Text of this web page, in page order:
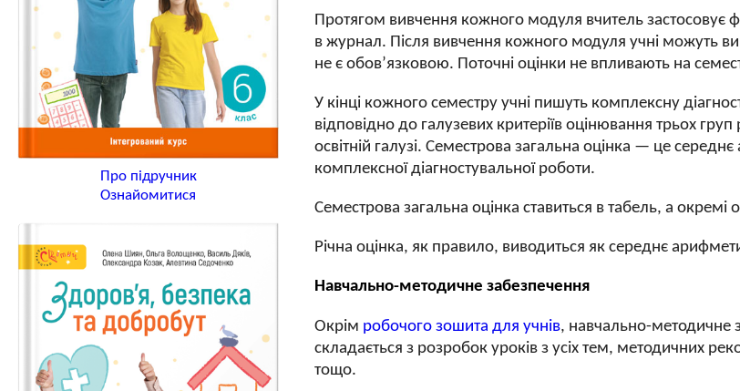
Про підручник
Ознайомитися
Протягом вивчення кожного модуля вчитель застосовує
в журнал. Після вивчення кожного модуля учні можуть
не є обов’язковою. Поточні оцінки не впливають на
У кінці кожного семестру учні пишуть комплексну
відповідно до галузевих критеріїв оцінювання трьох
освітній галузі. Семестрова загальна оцінка — це
комплексної діагностувальної роботи.
Семестрова загальна оцінка ставиться в табель, а
Річна оцінка, як правило, виводиться як середнє
Навчально-методичне забезпечення
Окрім робочого зошита для учнів, навчально-методичне
складається з розробок уроків з усіх тем, методичних
тощо.